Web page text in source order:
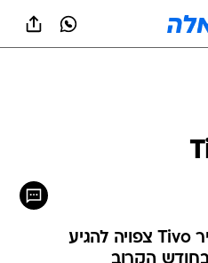
גירסה חדשה של המכשיר Tivo צפויה להגיע